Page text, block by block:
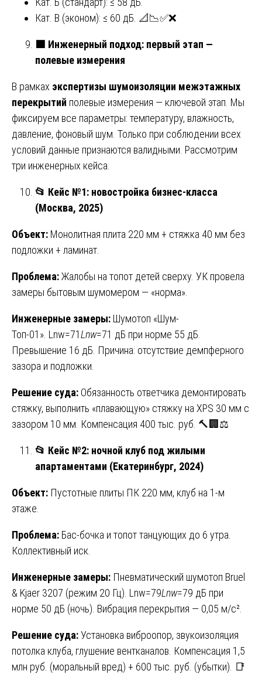
Кат. В (эконом): ≤ 60 дБ. 📐📉✅❌
🟩 Инженерный подход: первый этап —
полевые измерения
В рамках экспертизы шумоизоляции межэтажных
перекрытий полевые измерения — ключевой этап. Мы
фиксируем все параметры: температуру, влажность,
давление, фоновый шум. Только при соблюдении всех
условий данные признаются валидными. Рассмотрим
три инженерных кейса.
📂 Кейс №1: новостройка бизнес-класса
(Москва, 2025)
Объект: Монолитная плита 220 мм + стяжка 40 мм без
подложки + ламинат.
Проблема:Жалобы на топот детей сверху. УК провела
замеры бытовым шумомером — «норма».
Инженерные замеры: Шумотоп «Шум-
Топ-01». Lnw=71Lnw​=71 дБ при норме 55 дБ.
Превышение 16 дБ. Причина: отсутствие демпферного
зазора и подложки.
Решение суда: Обязанность ответчика демонтировать
стяжку, выполнить «плавающую» стяжку на XPS 30 мм с
зазором 10 мм. Компенсация 400 тыс. руб. 🔨🏢⚖️
📂 Кейс №2: ночной клуб под жилыми
апартаментами (Екатеринбург, 2024)
Объект: Пустотные плиты ПК 220 мм, клуб на 1-м
этаже.
Проблема: Бас-бочка и топот танцующих до 6 утра.
Коллективный иск.
Инженерные замеры: Пневматический шумотоп Bruel
& Kjaer 3207 (режим 20 Гц). Lnw=79Lnw​=79 дБ при
норме 50 дБ (ночь). Вибрация перекрытия — 0,05 м/с².
Решение суда:Установка виброопор, звукоизоляция
потолка клуба, глушение вентканалов. Компенсация 1,5
млн руб. (моральный вред) + 600 тыс. руб. (убытки). 📑